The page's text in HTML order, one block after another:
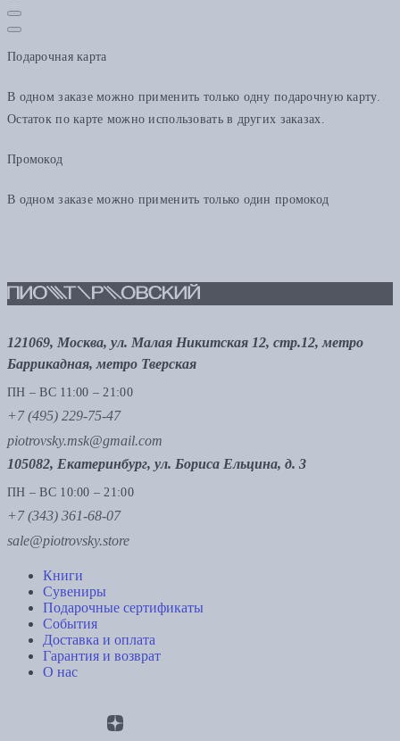
Подарочная карта
В одном заказе можно применить только одну подарочную карту.
Остаток по карте можно использовать в других заказах.
Промокод
В одном заказе можно применить только один промокод
121069, Москва, ул. Малая Никитская 12, стр.12, метро
Баррикадная, метро Тверская
ПН – ВС 11:00 – 21:00
+7 (495) 229-75-47
piotrovsky.msk@gmail.com
105082, Екатеринбург, ул. Бориса Ельцина, д. 3
ПН – ВС 10:00 – 21:00
+7 (343) 361-68-07
sale@piotrovsky.store
Книги
Сувениры
Подарочные сертификаты
События
Доставка и оплата
Гарантия и возврат
О нас